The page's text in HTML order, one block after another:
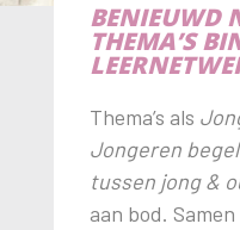
BENIEUWD
THEMA’S
Thema’s als
Jongeren
tussen jong &
aan bod.